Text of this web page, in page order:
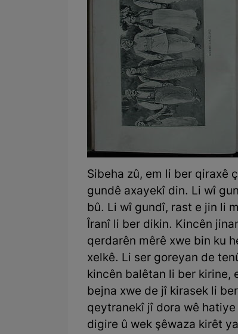
Sibeha zû, em li ber qiraxê
gundê axayekî din. Li wî
bû. Li wî gundî, rast e jin li
Îranî li ber dikin. Kincên
qerdarên mêrê xwe bin ku
xelkê. Li ser goreyan de
kincên balêtan li ber kirine,
bejna xwe de jî kirasek li
qeytranekî jî dora wê
digire û wek şêwaza kirêt